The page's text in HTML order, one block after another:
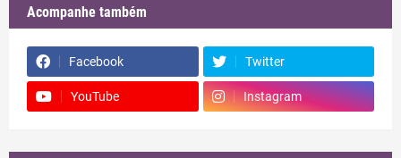
Acompanhe também
Facebook Twitter
YouTube Instagram